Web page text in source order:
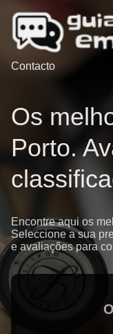
Contacto
Os
Porto.
Encontre aqui os
Seleccione a sua
e avaliações para